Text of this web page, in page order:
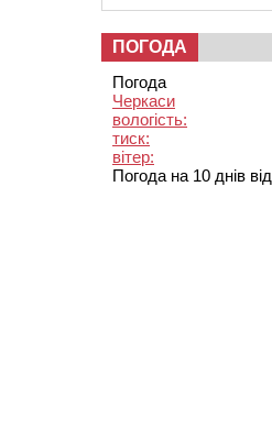
ПОГОДА
Погода
Черкаси
вологість:
тиск:
вітер:
Погода на 10 днів від